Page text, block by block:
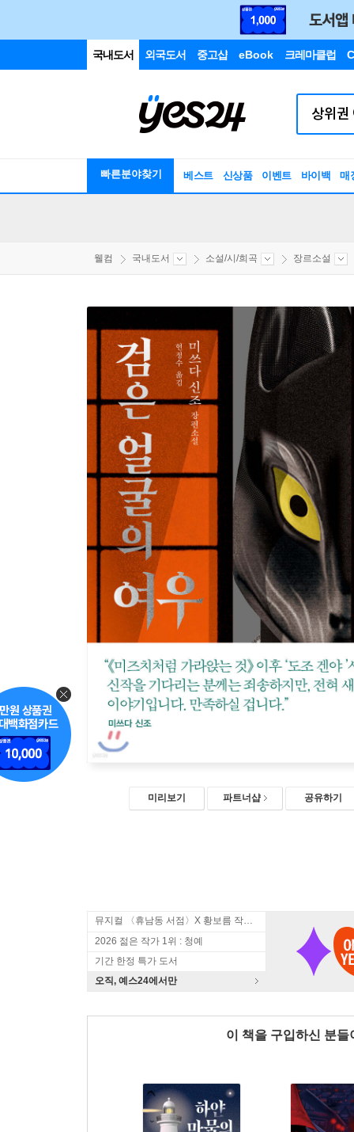
국내도서 외국도서 중고샵 eBook 크레마클럽
빠른분야찾기 베스트 신상품 이벤트 바이백 매
웰컴 국내도서 소설/시/희곡 장르소설
미리보기 파트너샵 공유하기
뮤지컬 〈휴남동 서점〉X 황보름 작가 북토크
2026 젊은 작가 1위 : 청예
기간 한정 특가 도서
오직, 예스24에서만
이 책을 구입하신 분